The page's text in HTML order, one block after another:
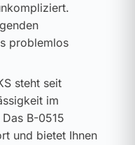
problemlos
steht seit
im
B-0515
und bietet Ihnen